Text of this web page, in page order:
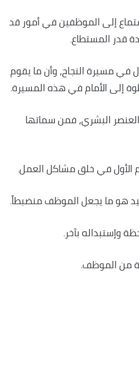
إلى الموظفين في أمور قد
قدر المستطاع.
في مسيرة النجاح، وأن ما يقوم
إلى الأمام في هذه المسيرة.
البشري، فمن سماتها